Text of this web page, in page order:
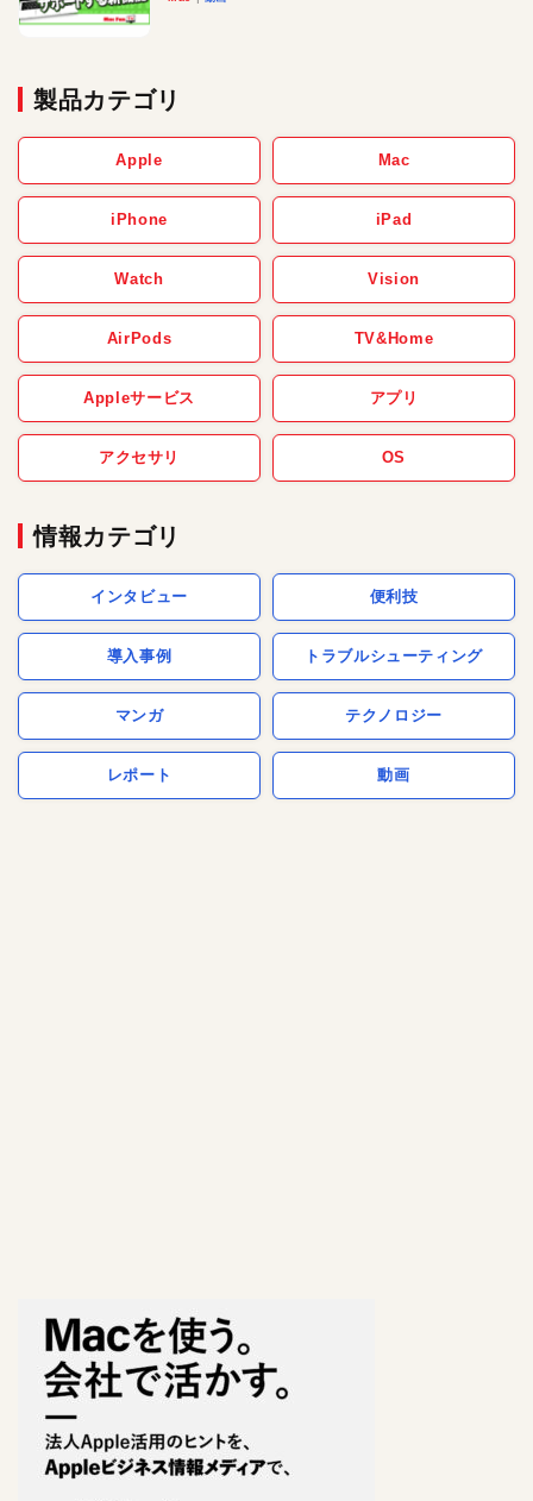
製品カテゴリ
Apple Mac
iPhone iPad
Watch Vision
AirPods TV&Home
Appleサービス アプリ
アクセサリ OS
情報カテゴリ
インタビュー 便利技
導入事例 トラブルシューティング
マンガ テクノロジー
レポート 動画